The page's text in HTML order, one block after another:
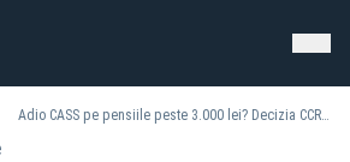
Adio CASS pe pensiile peste 3.000 lei? Decizia CCR care poate schimba veniturile pensionarilor